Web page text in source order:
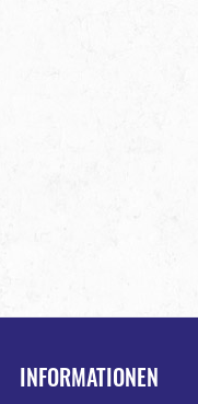
INFORMATIONEN